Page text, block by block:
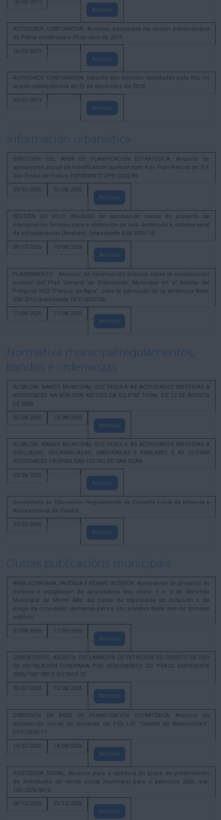
16/05/2019
Amosar
ACTIVIDADE CORPORATIVA. Acordos adoptados na sesión extraordinaria
do Pleno celebrada o 29 de abril de 2019
16/05/2019
Amosar
ACTIVIDADE CORPORATIVA. Extracto dos acordos adoptados pola XGL na
sesión extraordinaria de 21 de decembro de 2018.
05/01/2019
Amosar
Información urbanística
DIRECCIÓN DEL ÁREA DE PLANIFICACIÓN ESTRATÉGICA. Anuncio de
aprobación inicial da modificación puntual núm 4 do Plan Parcial do S-2,
San Pedro de Visma, EXPEDIENTE DPE/2025/83
29/07/2026
31/08/2026
Amosar
XESTIÓN DO SOLO. ANUNCIO de aprobación inicial do proxecto de
expropiación forzosa para a obtención de solo destinado a sistema xeral
de infraestruturas (Nostián). (expediente 620/2026/14)
08/07/2026
10/08/2026
Amosar
PLANEAMENTO . Anuncio de información pública sobre la modificación
puntual del Plan General de Ordenación Municipal en el ámbito del
Polígono M22 "Parque do Agra", para la ejecución de la sentencia Núm.
620/2015 (expediente DPE/2025/56)
11/06/2026
11/08/2026
Amosar
Normativa municipal:regulamentos,
bandos e ordenanzas
ALCALDÍA. BANDO MUNICIPAL QUE REGULA AS ACTIVIDADES REFERIDAS A
ACTIVIDADES NA RÚA CON MOTIVO DA ECLIPSE TOTAL DO 12 DE AGOSTO
DE 2026
05/08/2026
13/08/2026
Amosar
ALCALDÍA. BANDO MUNICIPAL QUE REGULA AS ACTIVIDADES REFERIDAS A
GRELLADAS, CHURRASCADAS, SARDIÑADAS E SIMILARES E AS OUTRAS
ACTIVIDADES PROPIAS DAS FESTAS DE SAN XOÁN
09/06/2026
Amosar
Concellaría de Educación. Regulamento do Consello Local da Infancia e
Adolescencia da Coruña
27/02/2026
Amosar
Outras publicacións municipais
ÁREA ECONOMÍA, FACENDA E RÉXIME INTERIOR. Aprobación do proxecto de
mellora e adaptación do aparcadoiro dos niveis -1 e -2 do Mercado
Municipal de Monte Alto, así como do expediente de licitación e do
prego da concesión demanial para o uso privativo deste ben de dominio
público
07/08/2026
17/09/2026
Amosar
CEMENTERIOS. ASUNTO: DECLARACIÓN DE EXTINCIÓN DO DEREITO DE USO
DE INSTALACIÓN FUNERARIA POR VENCEMENTO DO PRAZO EXPEDIENTE
2026/104/1887 E OUTROS 32
30/07/2026
12/08/2026
Amosar
DIRECCIÓN DA ÁREA DE PLANIFICACIÓN ESTRATÉXICA. Anuncio da
aprobación inicial do proxecto do POL L31 "Cuartel de Automóbiles",
DPE/2026/17
14/07/2026
14/08/2026
Amosar
ASISTENCIA SOCIAL. Anuncio para a apertura do prazo de presentación
de solicitudes de renda social municipal para o exercicio 2026, exp.
105/2025/8613
26/12/2025
31/12/2026
Amosar